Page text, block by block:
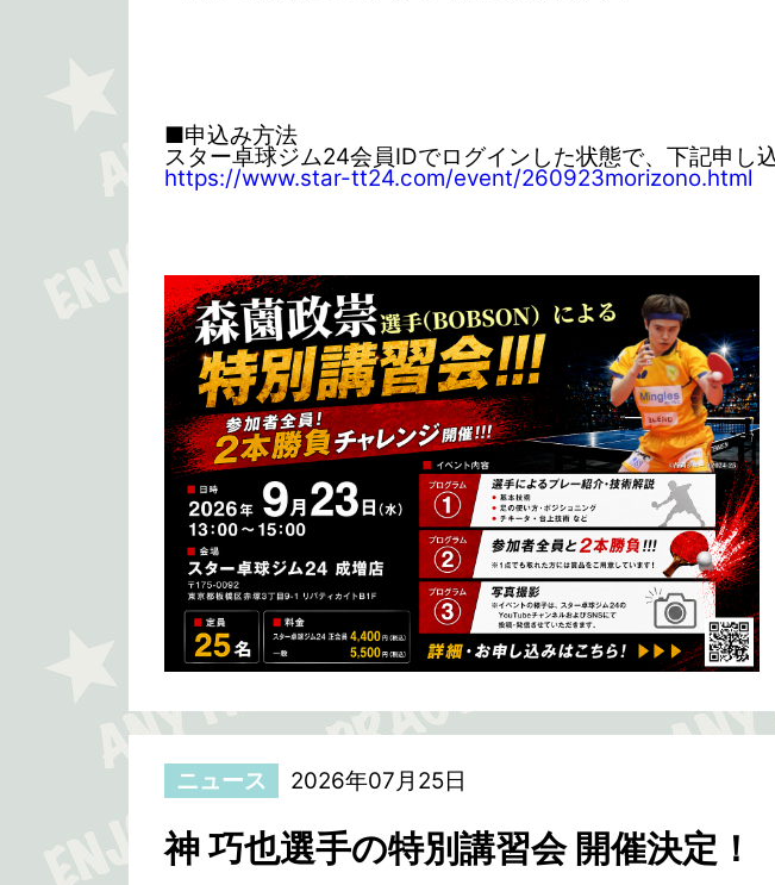
■申込み方法
スター卓球ジム24会員IDでログインした状態で、下記申し
https://www.star-tt24.com/event/260923morizono.html
ニュース 2026年07月25日
神 巧也選手の特別講習会 開催決定！